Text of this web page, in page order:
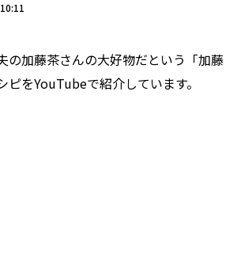
の加藤茶さんの大好物だという「加藤
をYouTubeで紹介しています。